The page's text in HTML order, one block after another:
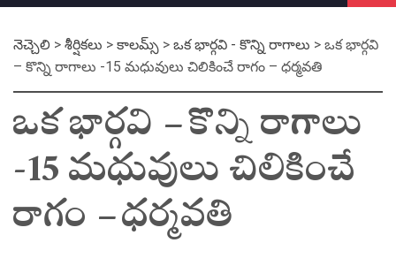
నెచ్చెలి > శీర్షికలు > కాలమ్స్ > ఒక భార్గవి - కొన్ని రాగాలు > ఒక భార్గవి
– కొన్ని రాగాలు -15 మధువులు చిలికించే రాగం – ధర్మవతి
ఒక భార్గవి – కొన్ని రాగాలు
-15 మధువులు చిలికించే
రాగం – ధర్మవతి